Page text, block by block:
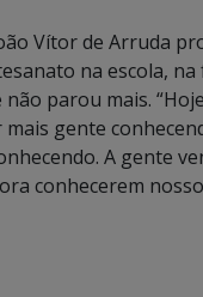
Vítor de Arruda
na escola,
parou mais.
gente
A gente
conhecerem